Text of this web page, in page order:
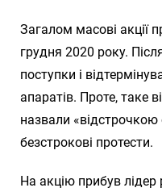
Загалом масові акції
грудня 2020 року.
поступки і
апаратів. Проте, таке
назвали «відстрочкою
безстрокові протести.
На акцію прибув